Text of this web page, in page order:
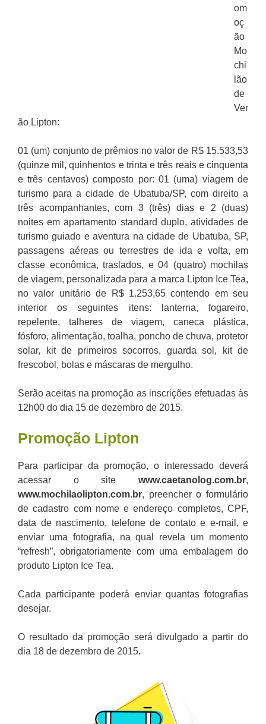
om
oç
ão
Mo
chi
lão
de
Ver
ão Lipton:
01 (um) conjunto de prêmios no valor de R$ 15.533,53
(quinze mil, quinhentos e trinta e três reais e cinquenta
e três centavos) composto por: 01 (uma) viagem de
turismo para a cidade de Ubatuba/SP, com direito a
três acompanhantes, com 3 (três) dias e 2 (duas)
noites em apartamento standard duplo, atividades de
turismo guiado e aventura na cidade de Ubatuba, SP,
passagens aéreas ou terrestres de ida e volta, em
classe econômica, traslados, e 04 (quatro) mochilas
de viagem, personalizada para a marca Lipton Ice Tea,
no valor unitário de R$ 1.253,65 contendo em seu
interior os seguintes itens: lanterna, fogareiro,
repelente, talheres de viagem, caneca plástica,
fósforo, alimentação, toalha, poncho de chuva, protetor
solar, kit de primeiros socorros, guarda sol, kit de
frescobol, bolas e máscaras de mergulho.
Serão aceitas na promoção as inscrições efetuadas às
12h00 do dia 15 de dezembro de 2015.
Promoção Lipton
Para participar da promoção, o interessado deverá
acessar o site www.caetanolog.com.br,
www.mochilaolipton.com.br, preencher o formulário
de cadastro com nome e endereço completos, CPF,
data de nascimento, telefone de contato e e-mail, e
enviar uma fotografia, na qual revela um momento
“refresh”, obrigatoriamente com uma embalagem do
produto Lipton Ice Tea.
Cada participante poderá enviar quantas fotografias
desejar.
O resultado da promoção será divulgado a partir do
dia 18 de dezembro de 2015.